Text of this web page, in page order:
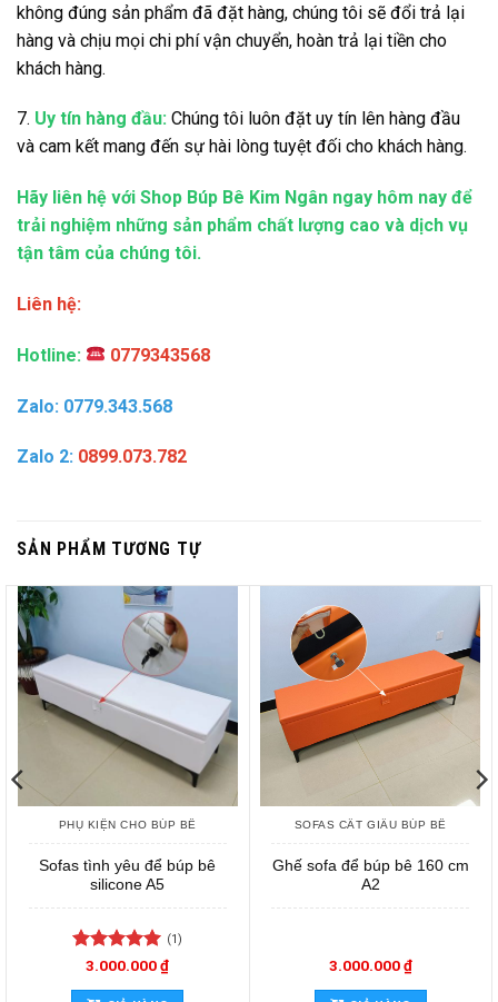
không đúng sản phẩm đã đặt hàng, chúng tôi sẽ đổi trả lại
hàng và chịu mọi chi phí vận chuyển, hoàn trả lại tiền cho
khách hàng.
7. Uy tín hàng đầu: Chúng tôi luôn đặt uy tín lên hàng đầu
và cam kết mang đến sự hài lòng tuyệt đối cho khách hàng.
Hãy liên hệ với Shop Búp Bê Kim Ngân ngay hôm nay để
trải nghiệm những sản phẩm chất lượng cao và dịch vụ
tận tâm của chúng tôi.
Liên hệ:
Hotline: 0779343568
Zalo: 0779.343.568
Zalo 2: 0899.073.782
SẢN PHẨM TƯƠNG TỰ
PHỤ KIỆN CHO BÚP BÊ
Sofas tình yêu để búp bê
silicone A5
Được xếp
(1)
3.000.000₫
SOFAS CẤT GIẤU BÚP BÊ
Ghế sofa để búp bê 160 cm
A2
3.000.000₫